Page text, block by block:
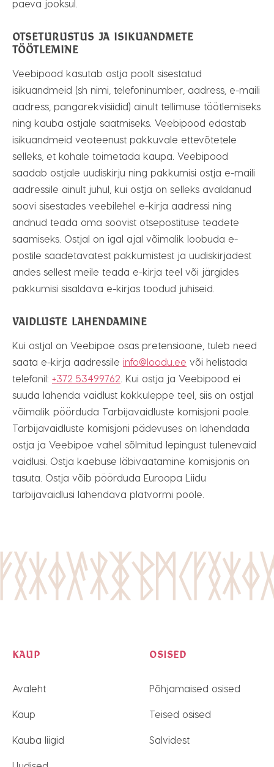
päeva jooksul.
OTSETURUSTUS JA ISIKUANDMETE
TÖÖTLEMINE
Veebipood kasutab ostja poolt sisestatud
isikuandmeid (sh nimi, telefoninumber, aadress, e-maili
aadress, pangarekvisiidid) ainult tellimuse töötlemiseks
ning kauba ostjale saatmiseks. Veebipood edastab
isikuandmeid veoteenust pakkuvale ettevõtetele
selleks, et kohale toimetada kaupa. Veebipood
saadab ostjale uudiskirju ning pakkumisi ostja e-maili
aadressile ainult juhul, kui ostja on selleks avaldanud
soovi sisestades veebilehel e-kirja aadressi ning
andnud teada oma soovist otsepostituse teadete
saamiseks. Ostjal on igal ajal võimalik loobuda e-
postile saadetavatest pakkumistest ja uudiskirjadest
andes sellest meile teada e-kirja teel või järgides
pakkumisi sisaldava e-kirjas toodud juhiseid.
VAIDLUSTE LAHENDAMINE
Kui ostjal on Veebipoe osas pretensioone, tuleb need
saata e-kirja aadressile info@loodu.ee või helistada
telefonil: +372 53499762 . Kui ostja ja Veebipood ei
suuda lahenda vaidlust kokkuleppe teel, siis on ostjal
võimalik pöörduda Tarbijavaidluste komisjoni poole.
Tarbijavaidluste komisjoni pädevuses on lahendada
ostja ja Veebipoe vahel sõlmitud lepingust tulenevaid
vaidlusi. Ostja kaebuse läbivaatamine komisjonis on
tasuta. Ostja võib pöörduda Euroopa Liidu
tarbijavaidlusi lahendava platvormi poole.
KAUP
Avaleht
Kaup
Kauba liigid
OSISED
Põhjamaised osised
Teised osised
Salvidest